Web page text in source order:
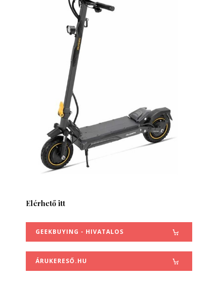
Elérhető itt
GEEKBUYING - HIVATALOS
ÁRUKERESŐ.HU